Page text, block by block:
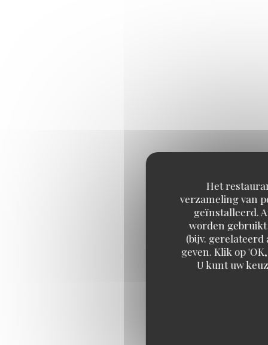
Het
verzameling van
geïnstalleerd.
worden gebruikt
(bijv. gerelateerd
geven. Klik op
U kunt uw
3 NO.3
+ A GLASS OF
Touraine Sauvignon